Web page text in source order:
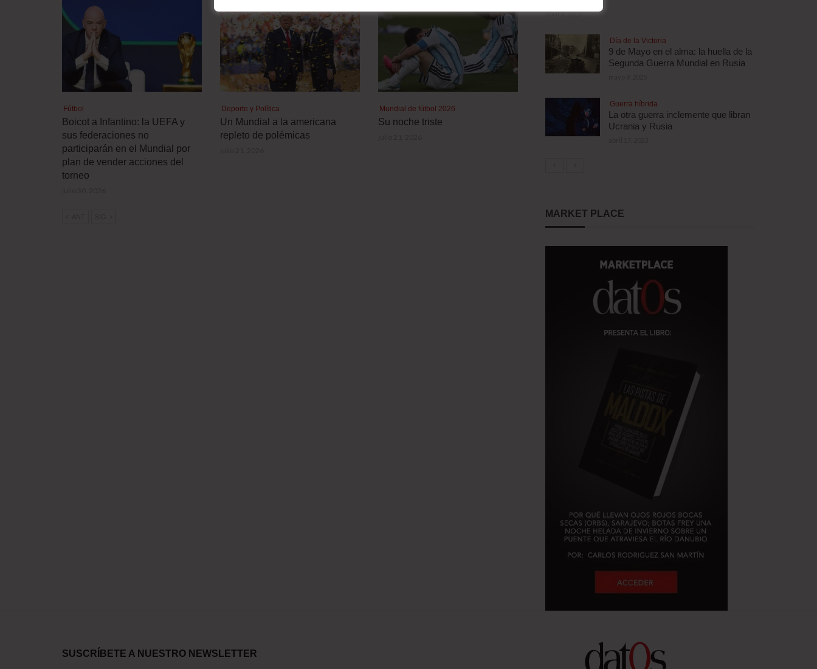
Fútbol
Boicot a Infantino: la UEFA y
sus federaciones no
participarán en el Mundial por
plan de vender acciones del
torneo
Deporte y Política
Un Mundial a la americana
repleto de polémicas
Mundial de fútbol 2026
Su noche triste
abril 3, 2012
Día de la Victoria
9 de Mayo en el alma: la huella de la
Segunda Guerra Mundial en Rusia
Guerra híbrida
La otra guerra inclemente que libran
Ucrania y Rusia
MARKET PLACE
SUSCRÍBETE A NUESTRO NEWSLETTER